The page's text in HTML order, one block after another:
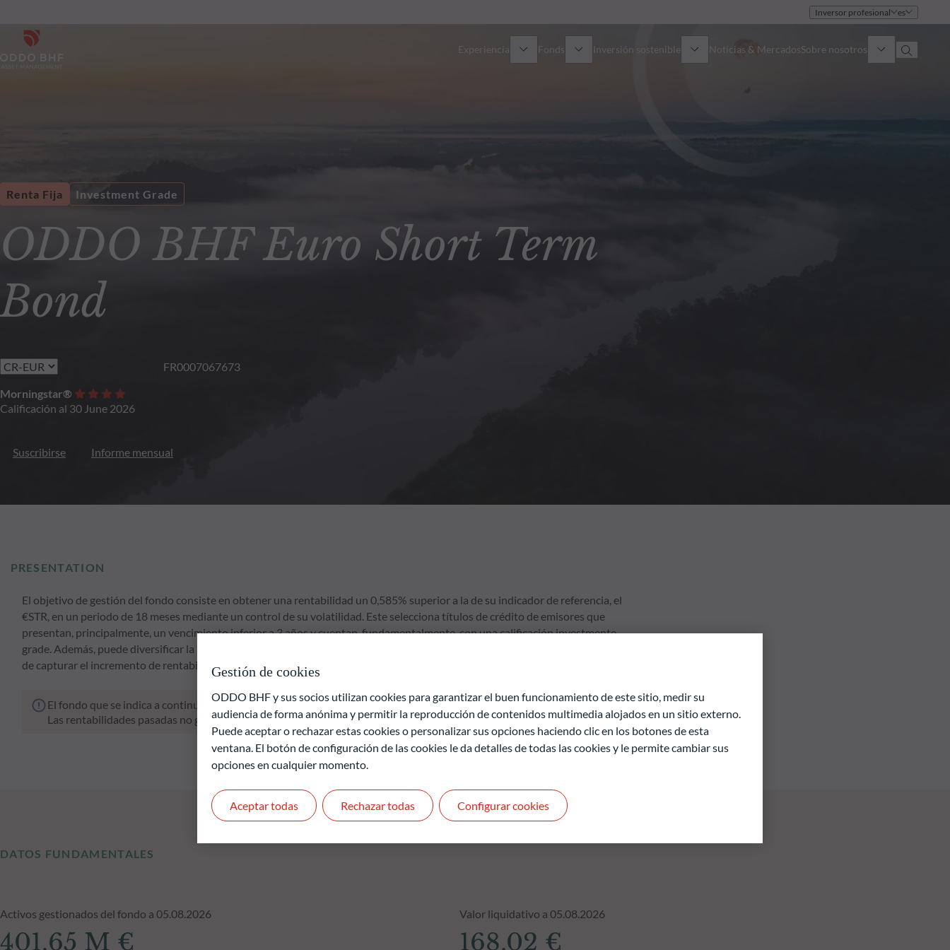
Inversor profesional es
Experiencia
Multiactivos
Fonds
Cómo suscribirse
Inversión sostenible Noticias & MercadosSobre nosotros
ODDO BHF Euro Short Term
Bond
Renta Fija Investment Grade
FR0007067673
Morningstar®
Calificación al 30 June 2026
Suscribirse Informe mensual
PRESENTATION
El objetivo de gestión del fondo consiste en obtener una rentabilidad un 0,585% superior a la de su indicador de referencia, el
€STR, en un periodo de 18 meses mediante un control de su volatilidad. Este selecciona títulos de crédito de emisores que
presentan, principalmente, un vencimiento inferior a 3 años y cuentan, fundamentalmente, con una calificación investmente
grade. Además, puede diversificar la inversión en un máximo del 10% del patrimonio en títulos de alto rendimiento con el fin
de capturar el incremento de rentabilidad derivado de la inversión en títulos especulativos de alto rendimiento.
El fondo que se indica a continuación conlleva un riesgo de pérdida de capital.
Las rentabilidades pasadas no garantizan resultados futuros y no son constantes en el tiempo
DATOS FUNDAMENTALES
Activos gestionados del fondo a 05.08.2026
401.65 M €
Valor liquidativo a 05.08.2026
168.02 €
Gestión de cookies
ODDO BHF y sus socios utilizan cookies para garantizar el buen funcionamiento de este sitio, medir su
audiencia de forma anónima y permitir la reproducción de contenidos multimedia alojados en un sitio externo.
Puede aceptar o rechazar estas cookies o personalizar sus opciones haciendo clic en los botones de esta
ventana. El botón de configuración de las cookies le da detalles de todas las cookies y le permite cambiar sus
opciones en cualquier momento.
Rechazar todas
Aceptar todas Configurar cookies